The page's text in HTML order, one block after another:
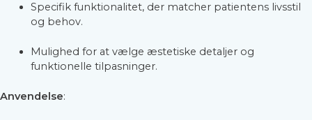
Specifik funktionalitet, der matcher patientens livsstil
og behov.
Mulighed for at vælge æstetiske detaljer og
funktionelle tilpasninger.
Anvendelse: